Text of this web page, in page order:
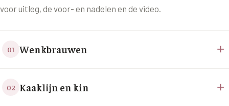
voor uitleg, de voor- en nadelen en de video.
01 Wenkbrauwen +
02 Kaaklijn en kin +